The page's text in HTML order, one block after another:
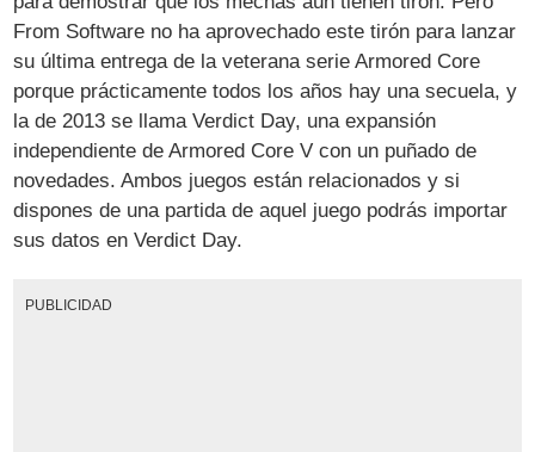
From Software no ha aprovechado este tirón para lanzar
su última entrega de la veterana serie Armored Core
porque prácticamente todos los años hay una secuela, y
la de 2013 se llama Verdict Day, una expansión
independiente de Armored Core V con un puñado de
novedades. Ambos juegos están relacionados y si
dispones de una partida de aquel juego podrás importar
sus datos en Verdict Day.
PUBLICIDAD